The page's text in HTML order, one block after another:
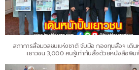
สภาการสื่อมวลชนแห่งชาติ จับมือ กองทุนสื่อฯ เดิน
เยาวชน 3,000 คนรู้เท่าทันสื่อด้วยหนังสือพิม